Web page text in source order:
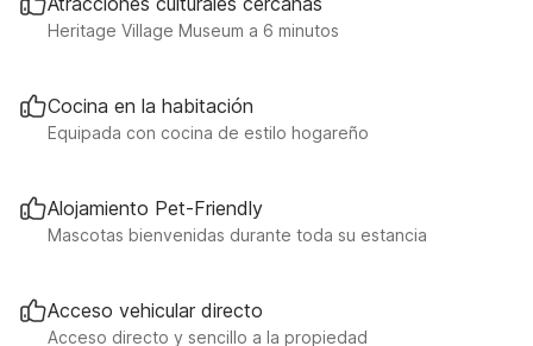
Heritage Village Museum a 6 minutos
Cocina en la habitación
Equipada con cocina de estilo hogareño
Alojamiento Pet-Friendly
Mascotas bienvenidas durante toda su estancia
Acceso vehicular directo
Acceso directo y sencillo a la propiedad